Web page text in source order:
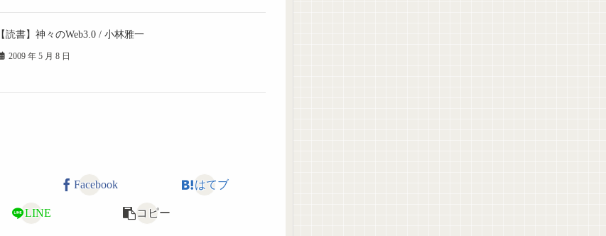
【読書】神々のWeb3.0 / 小林雅一
2009 年 5 月 8 日
Facebook はてブ
LINE コピー